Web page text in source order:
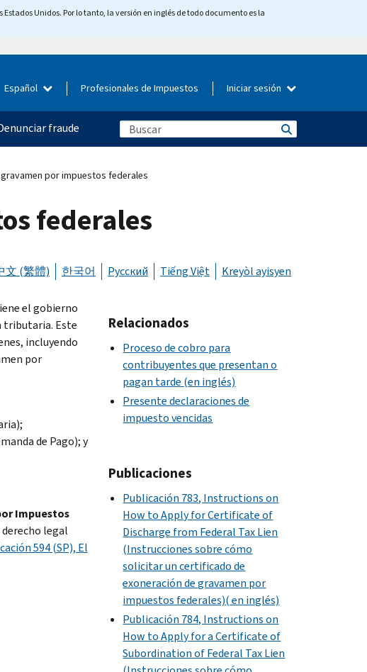
Unidos. Por lo tanto, la versión en inglés de todo documento es la
Español Profesionales de Impuestos Iniciar sesión
fraude
por impuestos federales
federales
文 (繁體) 한국어 Русский Tiếng Việt Kreyòl ayisyen
el gobierno
tributaria. Este
incluyendo
por
de Pago); y
Impuestos
legal
594 (SP), El
Relacionados
Proceso de cobro para
contribuyentes que presentan o
pagan tarde (en inglés)
Presente declaraciones de
impuesto vencidas
Publicaciones
Publicación 783, Instructions on
How to Apply for Certificate of
Discharge from Federal Tax Lien
(Instrucciones sobre cómo
solicitar un certificado de
exoneración de gravamen por
impuestos federales)( en inglés)
Publicación 784, Instructions on
How to Apply for a Certificate of
Subordination of Federal Tax Lien